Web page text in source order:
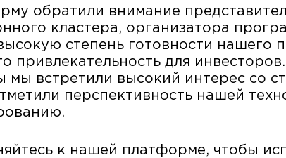
обратили внимание
кластера, организатора
степень готовности нашего
привлекательность для
мы встретили высокий интерес со
перспективность нашей
к нашей платформе, чтобы